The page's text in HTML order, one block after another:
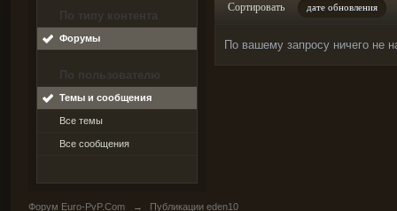
По типу контента
Форумы
По пользователю
Темы и сообщения
Все темы
Все сообщения
Сортировать дате обновления
По вашему запросу ничего не
Форум Euro-PvP.Com → Публикации eden10